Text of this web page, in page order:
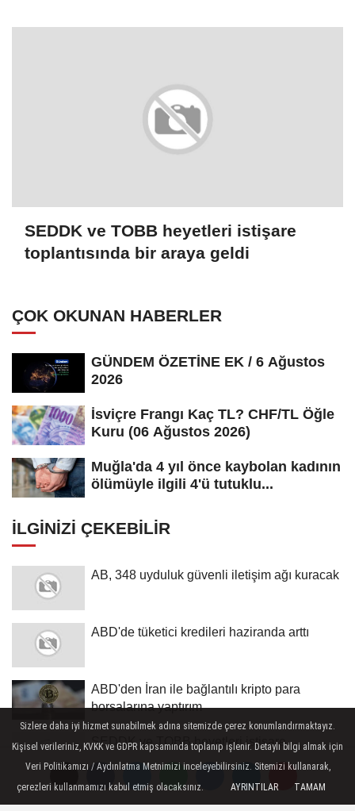
SEDDK ve TOBB heyetleri istişare
toplantısında bir araya geldi
ÇOK OKUNAN HABERLER
GÜNDEM ÖZETİNE EK / 6 Ağustos
2026
İsviçre Frangı Kaç TL? CHF/TL Öğle
Kuru (06 Ağustos 2026)
Muğla'da 4 yıl önce kaybolan kadının
ölümüyle ilgili 4'ü tutuklu...
İLGINIZI ÇEKEBILIR
AB, 348 uyduluk güvenli iletişim ağı kuracak
ABD'de tüketici kredileri haziranda arttı
ABD'den İran ile bağlantılı kripto para
borsalarına yaptırım
SEDDK ve TOBB heyetleri istişare
toplantısında bir araya geldi
Sizlere daha iyi hizmet sunabilmek adına sitemizde çerez konumlandırmaktayız.
Kişisel verileriniz, KVKK ve GDPR kapsamında toplanıp işlenir. Detaylı bilgi almak için
Veri Politikamızı / Aydınlatma Metnimizi inceleyebilirsiniz. Sitemizi kullanarak,
çerezleri kullanmamızı kabul etmiş olacaksınız.
AYRINTILAR TAMAM